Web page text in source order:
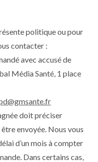
politique ou pour
contacter :
avec accusé de
Média Santé, 1 place
doit préciser
envoyée. Nous vous
d’un mois à compter
Dans certains cas,